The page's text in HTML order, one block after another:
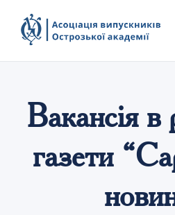
Вакансія в
газети